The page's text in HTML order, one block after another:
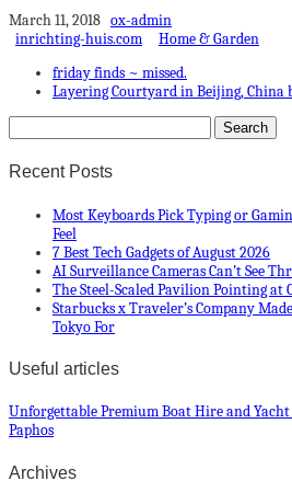
March 11, 2018 ox-admin
inrichting-huis.com
Home & Garden
friday finds ~ missed.
Layering Courtyard in Beijing, China
Recent Posts
Most Keyboards Pick Typing or
Feel
7 Best Tech Gadgets of August 2026
AI Surveillance Cameras Can’t See
The Steel-Scaled Pavilion Pointing at
Starbucks x Traveler’s Company
Tokyo For
Useful articles
Unforgettable Premium Boat Hire and
Paphos
Archives